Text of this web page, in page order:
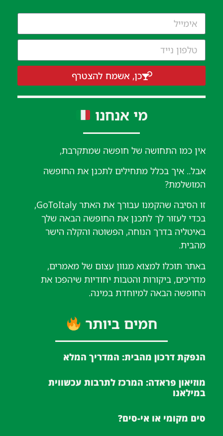
כן, אשמח להצטרף
מי אנחנו
אין כמו התחושה של חופשה שמתקרבת,
אבל.. איך בכלל מתחילים לתכנן את החופשה
המושלמת?
זו הסיבה שהקמנו עבורך את האתר GoToItaly,
בכדי לעזור לך לתכנן את החופשה הבאה שלך
באיטליה בדרך הנוחה, הפשוטה והקלה הישר
מהבית.
באתר תוכלו למצוא מגוון עצום של מאמרים,
מדריכים, ביקורות והטבות יחודיות שיהפכו את
החופשה הבאה למיוחדת במינה.
חמים ביותר
הנפקת דרכון מהבית: המדריך המלא
מוזיאון פראדה: המרכז לתרבות עכשווית
במילאנו
סים מקומי או אי-סים?